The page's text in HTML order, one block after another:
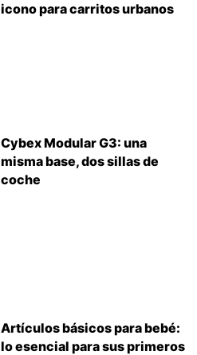
icono para carritos urbanos
Cybex Modular G3: una
misma base, dos sillas de
coche
Artículos básicos para bebé:
lo esencial para sus primeros